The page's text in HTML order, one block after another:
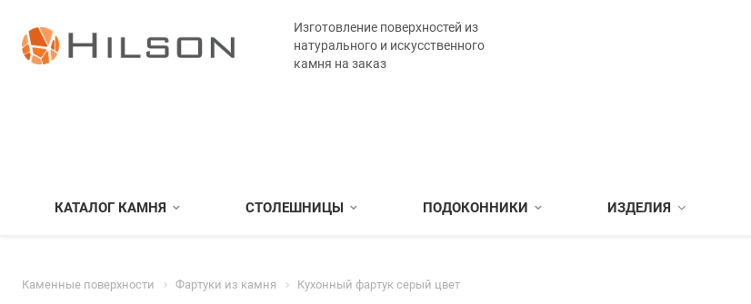
Изготовление поверхностей из
натурального и искусственного
камня на заказ
КАТАЛОГ КАМНЯ СТОЛЕШНИЦЫ ПОДОКОННИКИ ИЗДЕЛИЯ
Каменные поверхности Фартуки из камня Кухонный фартук серый цвет